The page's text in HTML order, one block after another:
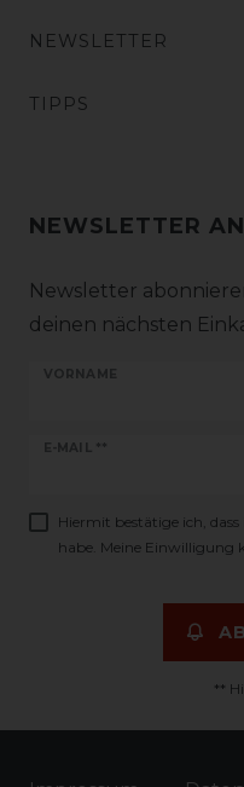
NEWSLETTER
TIPPS
NEWSLETTER
Newsletter
deinen nächsten
VORNAME
E-MAIL **
Newsletter
Hiermit bestätige ich, dass
habe. Meine Einwilligung
**